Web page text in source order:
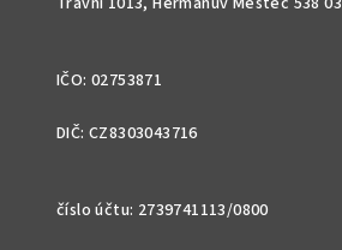
IČO: 02753871
DIČ: CZ8303043716
číslo účtu: 2739741113/0800